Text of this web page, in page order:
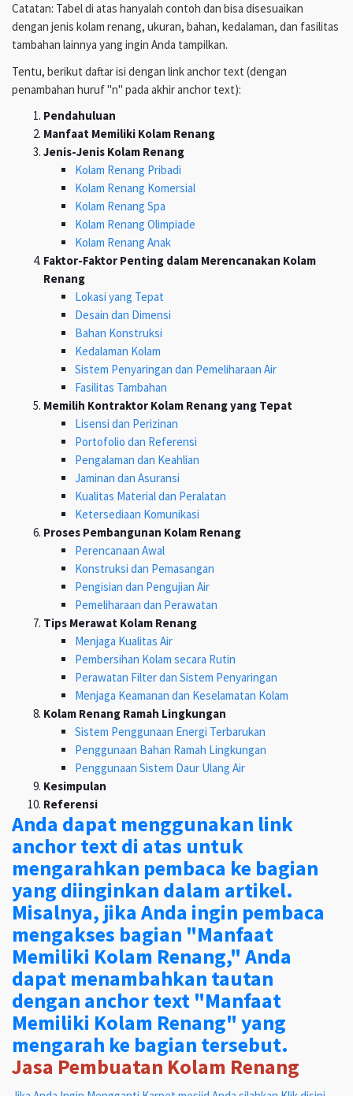
Catatan: Tabel di atas hanyalah contoh dan bisa disesuaikan
dengan jenis kolam renang, ukuran, bahan, kedalaman, dan fasilitas
tambahan lainnya yang ingin Anda tampilkan.
Tentu, berikut daftar isi dengan link anchor text (dengan
penambahan huruf "n" pada akhir anchor text):
Pendahuluan
Manfaat Memiliki Kolam Renang
Jenis-Jenis Kolam Renang
Kolam Renang Pribadi
Kolam Renang Komersial
Kolam Renang Spa
Kolam Renang Olimpiade
Kolam Renang Anak
Faktor-Faktor Penting dalam Merencanakan Kolam
Renang
Lokasi yang Tepat
Desain dan Dimensi
Bahan Konstruksi
Kedalaman Kolam
Sistem Penyaringan dan Pemeliharaan Air
Fasilitas Tambahan
Memilih Kontraktor Kolam Renang yang Tepat
Lisensi dan Perizinan
Portofolio dan Referensi
Pengalaman dan Keahlian
Jaminan dan Asuransi
Kualitas Material dan Peralatan
Ketersediaan Komunikasi
Proses Pembangunan Kolam Renang
Perencanaan Awal
Konstruksi dan Pemasangan
Pengisian dan Pengujian Air
Pemeliharaan dan Perawatan
Tips Merawat Kolam Renang
Menjaga Kualitas Air
Pembersihan Kolam secara Rutin
Perawatan Filter dan Sistem Penyaringan
Menjaga Keamanan dan Keselamatan Kolam
Kolam Renang Ramah Lingkungan
Sistem Penggunaan Energi Terbarukan
Penggunaan Bahan Ramah Lingkungan
Penggunaan Sistem Daur Ulang Air
Kesimpulan
Referensi
Anda dapat menggunakan link
anchor text di atas untuk
mengarahkan pembaca ke bagian
yang diinginkan dalam artikel.
Misalnya, jika Anda ingin pembaca
mengakses bagian "Manfaat
Memiliki Kolam Renang," Anda
dapat menambahkan tautan
dengan anchor text "Manfaat
Memiliki Kolam Renang" yang
mengarah ke bagian tersebut.
Jasa Pembuatan Kolam Renang